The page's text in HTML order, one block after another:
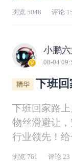
浏览 5048 评论
小鹏
08-04
下班
下班回家路
物丝滑避让
行业领先！给
驾能力！# 辅
浏览 761 评论 23